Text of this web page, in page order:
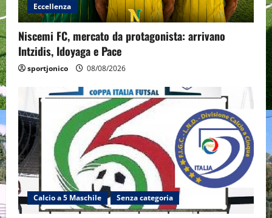
Eccellenza
Niscemi FC, mercato da protagonista: arrivano
Intzidis, Idoyaga e Pace
sportjonico 08/08/2026
Calcio a 5 Maschile Senza categoria